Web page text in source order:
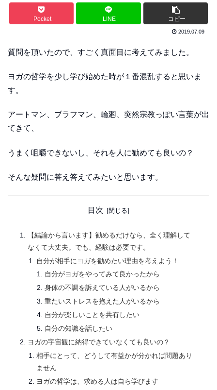
Pocket LINE コピー
2019.07.09
質問を頂いたので、すごく真面目に考えてみました。
ヨガの哲学を少し学び始めた時が１番混乱すると思いま
す。
アートマン、ブラフマン、輪廻、突然宗教っぽい言葉が出
てきて、
うまく咀嚼できないし、それを人に勧めても良いの？
そんな疑問に答え答えてみたいと思います。
目次
【結論から言います】勧めるだけなら、全く理解して
なくて大丈夫。でも、経験は必要です。
自分が相手にヨガを勧めたい理由を考えよう！
自分がヨガをやってみて良かったから
身体の不調を訴えている人がいるから
重たいストレスを抱えた人がいるから
自分が楽しいことを共有したい
自分の知識を話したい
ヨガの宇宙観に納得できていなくても良いの？
相手にとって、どうして有益かが分かれば問題あり
ません
ヨガの哲学は、求める人は自ら学びます